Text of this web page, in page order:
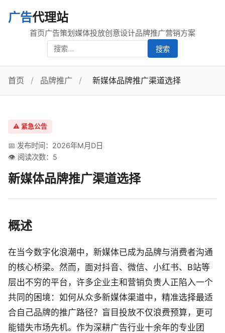
广告代理站
首页广告策划媒体投放创意设计品牌推广营销方案
搜索
首页 / 品牌推广 / 新媒体品牌推广渠道选择
⚠️ 紧急公告
📅 发布时间：2026年M月D日
👁️ 阅读次数：5
新媒体品牌推广渠道选择
概述
在当今数字化浪潮中，新媒体已成为品牌与消费者沟通
的核心桥梁。然而，面对抖音、微信、小红书、B站等
层出不穷的平台，许多企业主和营销负责人正陷入一个
共同的困境：如何从众多新媒体渠道中，精准选择最适
合自己品牌的推广路径？盲目投放不仅浪费预算，更可
能错失市场先机。作为深耕广告行业十余年的专业团